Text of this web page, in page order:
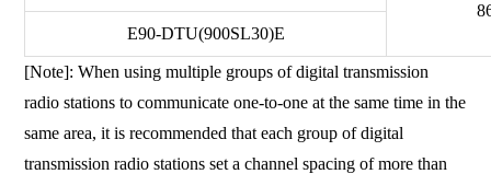
E90-DTU(900SL30)E
[Note]: When using multiple groups of digital transmission
radio stations to communicate one-to-one at the same time in the
same area, it is recommended that each group of digital
transmission radio stations set a channel spacing of more than